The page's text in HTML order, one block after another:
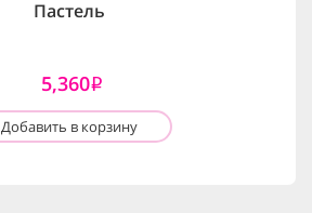
Пастель
5,360i
Добавить в корзину